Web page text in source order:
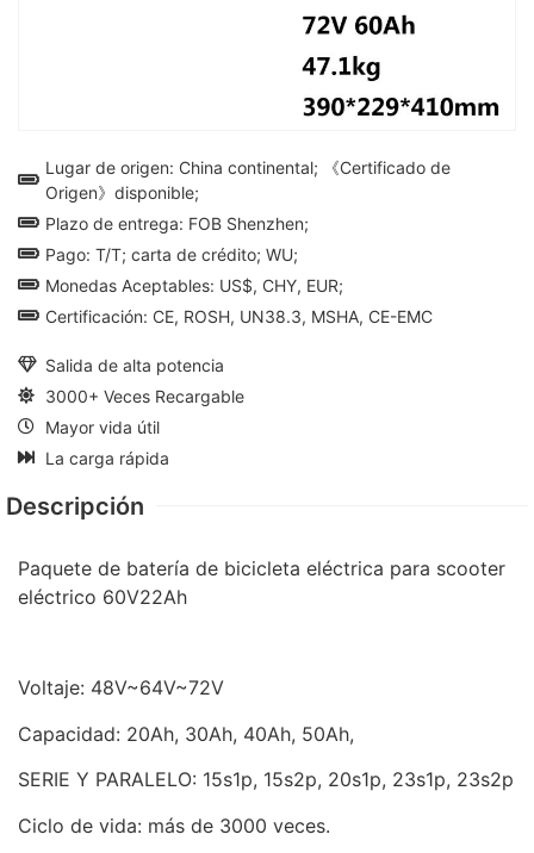
Lugar de origen: China continental; 《Certificado de
Origen》disponible;
Plazo de entrega: FOB Shenzhen;
Pago: T/T; carta de crédito; WU;
Monedas Aceptables: US$, CHY, EUR;
Certificación: CE, ROSH, UN38.3, MSHA, CE-EMC
Salida de alta potencia
3000+ Veces Recargable
Mayor vida útil
La carga rápida
Descripción
Paquete de batería de bicicleta eléctrica para scooter
eléctrico 60V22Ah
Voltaje: 48V~64V~72V
Capacidad: 20Ah, 30Ah, 40Ah, 50Ah,
SERIE Y PARALELO: 15s1p, 15s2p, 20s1p, 23s1p, 23s2p
Ciclo de vida: más de 3000 veces.